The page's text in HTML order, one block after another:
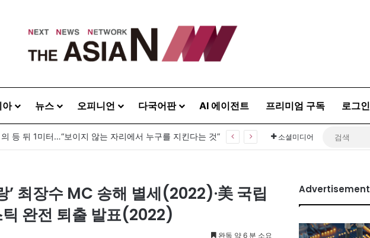
아 뉴스 오피니언 다국어판 AI 에이전트 프리미엄 구독 로그인
운, 한인 상권 넘어 한국문화의 광장으로 소셜미디어
최장수 MC 송해 별세(2022)·美 국립
완전 퇴출 발표(2022)
완독 약 6 분 소요
Advertisement